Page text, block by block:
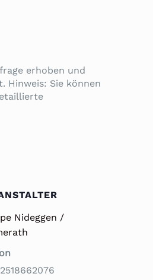
erhoben und
Hinweis: Sie können
Nideggen /